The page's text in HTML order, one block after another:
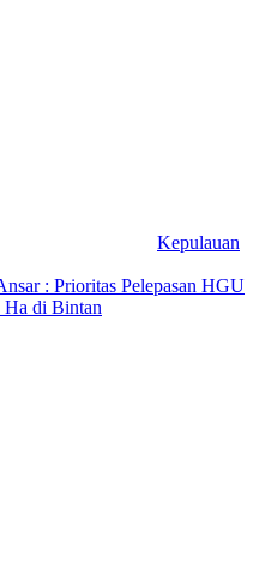
Kepulauan
: Prioritas Pelepasan HGU
Ha di Bintan